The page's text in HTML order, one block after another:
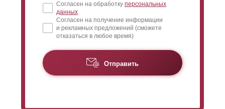
Согласен на обработку персональных
данных
Согласен на получение информации
и рекламных предложений (сможете
отказаться в любое время)
Отправить